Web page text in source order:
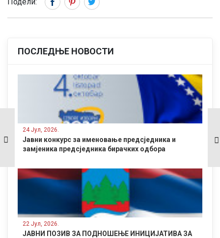
ПОСЛЕДЊЕ НОВОСТИ
24 Јул, 2026.
Јавни конкурс за именовање предсједника и
замјеника предсједника бирачких одбора
22 Јул, 2026.
ЈАВНИ ПОЗИВ ЗА ПОДНОШЕЊЕ ИНИЦИЈАТИВА ЗА
Влада Српске 4. јул
прогласила Даном
жалости
Потписан споразум о
реализацију пројекта
изградње модерног
аутоматског
хлорисање градског
водовода.